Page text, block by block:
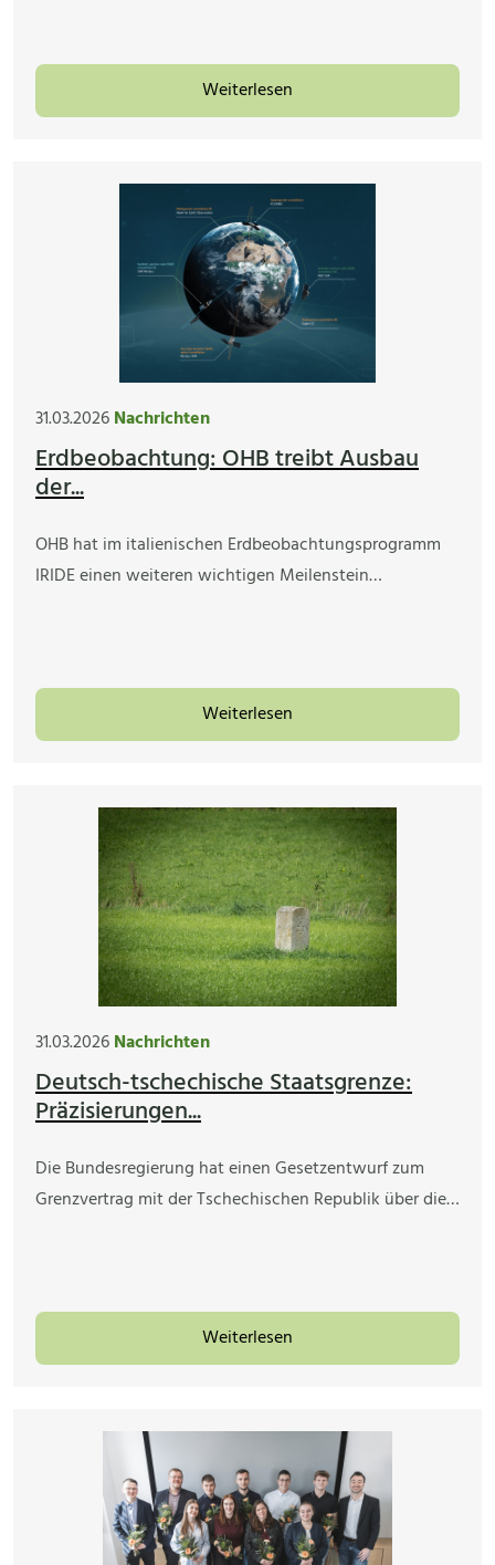
Weiterlesen
31.03.2026Nachrichten
Erdbeobachtung: OHB treibt Ausbau
der...
OHB hat im italienischen Erdbeobachtungsprogramm
IRIDE einen weiteren wichtigen Meilenstein…
Weiterlesen
31.03.2026Nachrichten
Deutsch-tschechische Staatsgrenze:
Präzisierungen...
Die Bundesregierung hat einen Gesetzentwurf zum
Grenzvertrag mit der Tschechischen Republik über die…
Weiterlesen